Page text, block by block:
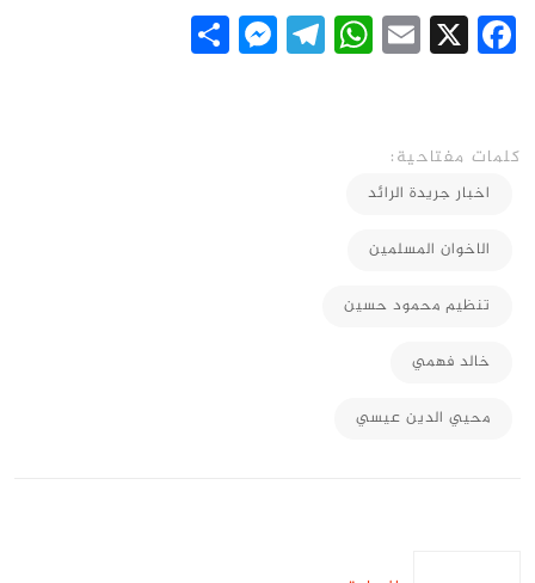
Facebook
X
Email
WhatsApp
Telegram
Messenger
كلمات مفتاحية:
اخبار جريدة الرائد
الاخوان المسلمين
تنظيم محمود حسين
خالد فهمي
محيي الدين عيسي